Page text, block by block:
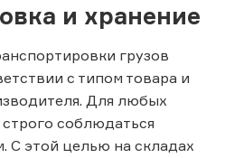
и хранение
грузов
с типом товара и
Для любых
соблюдаться
С этой целью на складах